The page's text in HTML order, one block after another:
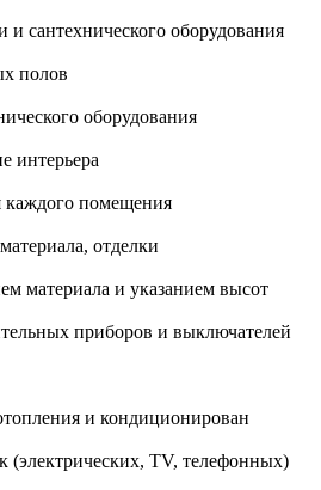
и сантехнического оборудования
полов
оборудования
интерьера
каждого помещения
отделки
материала и указанием высот
приборов и выключателей
и кондиционирован
(электрических, TV, телефонных)